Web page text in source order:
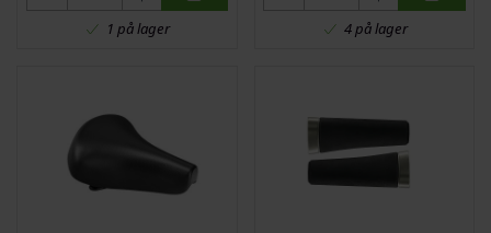
1 på lager 4 på lager